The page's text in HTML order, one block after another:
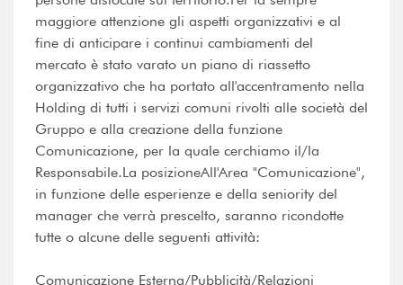
maggiore attenzione gli aspetti organizzativi e al
fine di anticipare i continui cambiamenti del
mercato è stato varato un piano di riassetto
organizzativo che ha portato all'accentramento nella
Holding di tutti i servizi comuni rivolti alle società del
Gruppo e alla creazione della funzione
Comunicazione, per la quale cerchiamo il/la
Responsabile.La posizioneAll'Area "Comunicazione",
in funzione delle esperienze e della seniority del
manager che verrà prescelto, saranno ricondotte
tutte o alcune delle seguenti attività:
Comunicazione Esterna/Pubblicità/Relazioni